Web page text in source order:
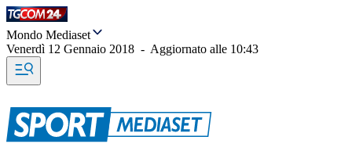
Mondo Mediaset
Venerdì 12 Gennaio 2018 - Aggiornato alle 10:43